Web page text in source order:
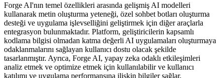
Forge AI'nın temel özellikleri arasında gelişmiş AI modelleri
kullanarak metin oluşturma yeteneği, özel sohbet botları oluşturma
desteği ve uygulama işlevselliğini geliştirmek için diğer araçlarla
entegrasyon bulunmaktadır. Platform, geliştiricilerin kapsamlı
kodlama bilgisi olmadan katma değerli AI uygulamaları oluşturmaya
odaklanmalarını sağlayan kullanıcı dostu olacak şekilde
tasarlanmıştır. Ayrıca, Forge AI, yapay zeka odaklı etkileşimleri
analiz etmek ve optimize etmek için kullanılabilir ve kullanıcı
katılımı ve uygulama performansına ilişkin bilgiler sağlar.